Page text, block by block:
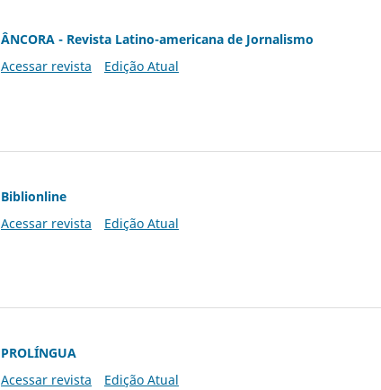
ÂNCORA - Revista Latino-americana de Jornalismo
Acessar revista
Edição Atual
Biblionline
Acessar revista
Edição Atual
PROLÍNGUA
Acessar revista
Edição Atual